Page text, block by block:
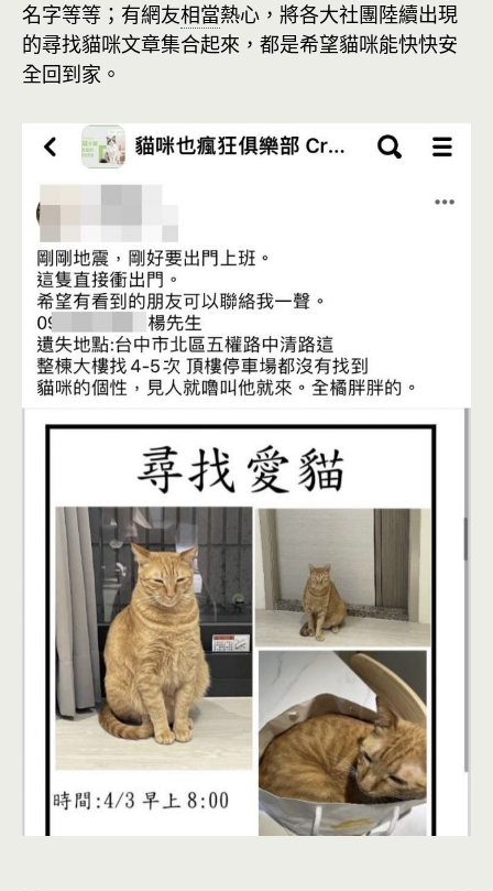
名字等等；有網友相當熱心，將各大社團陸續出現
的尋找貓咪文章集合起來，都是希望貓咪能快快安
全回到家。